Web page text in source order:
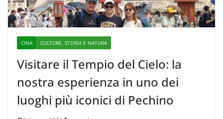
CINA CULTURE, STORIA E NATURA
Visitare il Tempio del Cielo: la
nostra esperienza in uno dei
luoghi più iconici di Pechino